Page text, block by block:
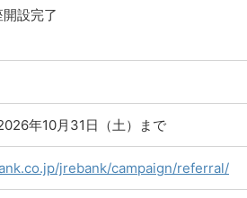
設完了
年10月31日（土）まで
jrebank/campaign/referral/